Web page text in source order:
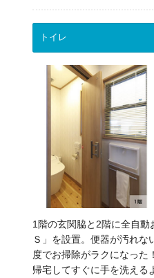
1階の玄関脇と2階に全自動
Ｓ」を設置。便器が汚れな
度でお掃除がラクになった
帰宅してすぐに手を洗える